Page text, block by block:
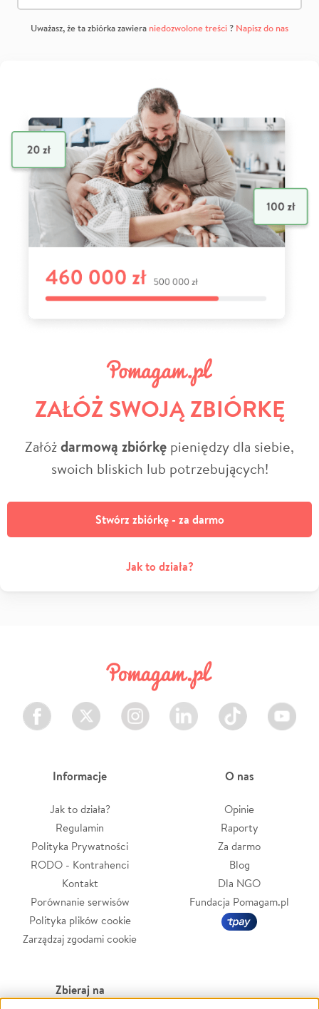
Uważasz, że ta zbiórka zawiera niedozwolone treści? Napisz do nas
ZAŁÓŻ SWOJĄ ZBIÓRKĘ
Załóżdarmową zbiórkę pieniędzy dla siebie,
swoich bliskich lub potrzebujących!
Stwórz zbiórkę - za darmo
Jak to działa?
Facebook Twitter Instagram LinkedIn TikTok Youtube
Informacje
Jak to działa?
Regulamin
Polityka Prywatności
RODO - Kontrahenci
Kontakt
Porównanie serwisów
Polityka plików cookie
Zarządzaj zgodami cookie
O nas
Opinie
Raporty
Za darmo
Blog
Dla NGO
Fundacja Pomagam.pl
Zbieraj na